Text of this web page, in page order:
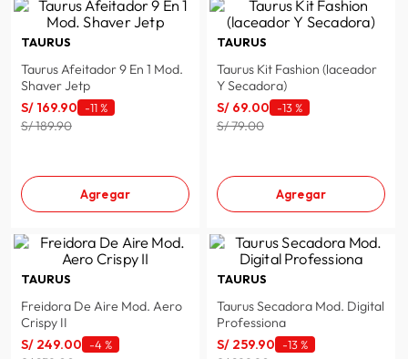
TAURUS
Taurus Afeitador 9 En 1 Mod.
Shaver Jetp
S/ 169.90 -11 %
S/ 189.90
Agregar
TAURUS
Taurus Kit Fashion (laceador
Y Secadora)
S/ 69.00 -13 %
S/ 79.00
Agregar
TAURUS
Freidora De Aire Mod. Aero
Crispy II
S/ 249.00 -4 %
TAURUS
Taurus Secadora Mod. Digital
Professiona
S/ 259.90 -13 %